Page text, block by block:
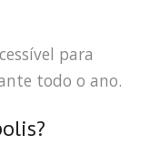
para
todo o ano.